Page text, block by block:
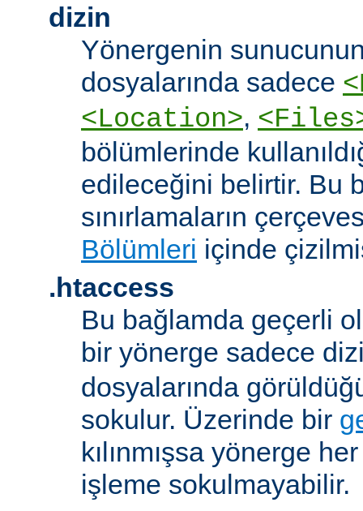
dizin
Yönergenin
dosyalarında sadece
<Location>,
bölümlerinde
edileceğini belirtir. Bu
sınırlamaların
Bölümleri içinde
.htaccess
Bu bağlamda geçerli
bir yönerge sadece
dosyalarında
sokulur. Üzerinde bir
kılınmışsa yönerge
işleme sokulmayabilir.